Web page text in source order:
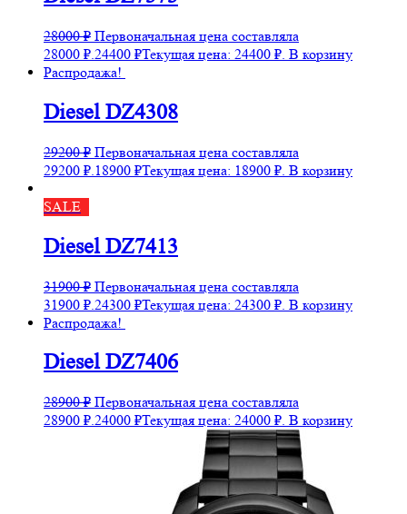
28000₽ Первоначальная цена составляла
28000 ₽.24400 ₽Текущая цена: 24400 ₽. В корзину
Распродажа!
Diesel DZ4308
29200₽ Первоначальная цена составляла
29200 ₽. 18900 ₽Текущая цена: 18900 ₽. В корзину
SALE
Diesel DZ7413
31900₽ Первоначальная цена составляла
31900 ₽. 24300 ₽Текущая цена: 24300 ₽. В корзину
Распродажа!
Diesel DZ7406
28900₽ Первоначальная цена составляла
28900 ₽.24000 ₽Текущая цена: 24000 ₽. В корзину